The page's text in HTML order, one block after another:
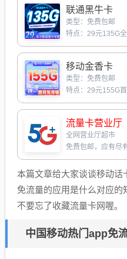
联通黑牛卡
类型：免费包邮
特点：29元135G
移动金香卡
类型：免费包邮
特点：29元155G
流量卡营业厅
全网营业厅超市
免费包邮，应有尽
本篇文章给大家谈谈移动话
免流量的应用是什么对应的
不要忘了收藏流量卡网喔。
中国移动热门app免